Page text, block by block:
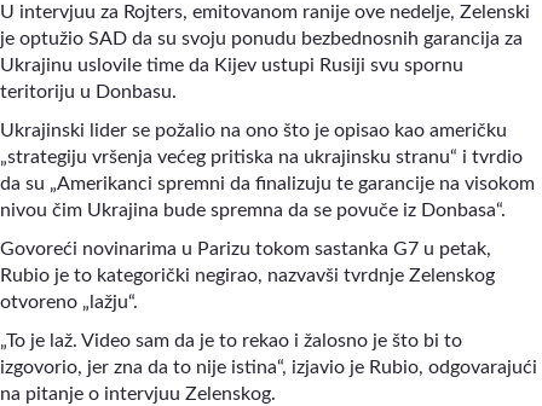
U intervjuu za Rojters, emitovanom ranije ove nedelje, Zelenski
je optužio SAD da su svoju ponudu bezbednosnih garancija za
Ukrajinu uslovile time da Kijev ustupi Rusiji svu spornu
teritoriju u Donbasu.
Ukrajinski lider se požalio na ono što je opisao kao američku
„strategiju vršenja većeg pritiska na ukrajinsku stranu“ i tvrdio
da su „Amerikanci spremni da finalizuju te garancije na visokom
nivou čim Ukrajina bude spremna da se povuče iz Donbasa“.
Govoreći novinarima u Parizu tokom sastanka G7 u petak,
Rubio je to kategorički negirao, nazvavši tvrdnje Zelenskog
otvoreno „lažju“.
„To je laž. Video sam da je to rekao i žalosno je što bi to
izgovorio, jer zna da to nije istina“, izjavio je Rubio, odgovarajući
na pitanje o intervjuu Zelenskog.